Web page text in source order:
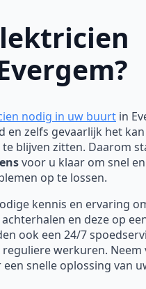
nodig in uw buurt in
zelfs gevaarlijk het
blijven zitten. Daarom
voor u klaar om snel
op te lossen.
kennis en ervaring
en deze op
ook een 24/7
werkuren. Neem
snelle oplossing van